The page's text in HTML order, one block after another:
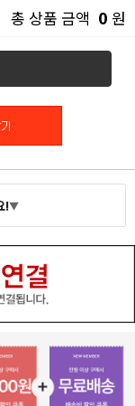
총 상품 금액 0 원
!▼